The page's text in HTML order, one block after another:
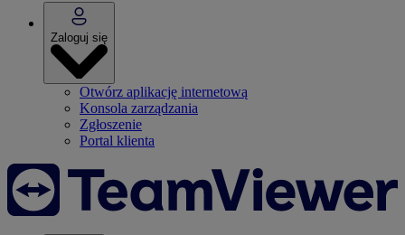
Zaloguj się
Otwórz aplikację internetową
Konsola zarządzania
Zgłoszenie
Portal klienta